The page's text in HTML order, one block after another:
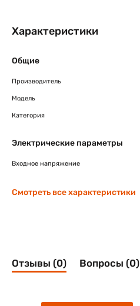
Характеристики
Общие
Производитель
Модель
Категория
Электрические параметры
Входное напряжение
Смотреть все характеристики
Отзывы (0) Вопросы (0)